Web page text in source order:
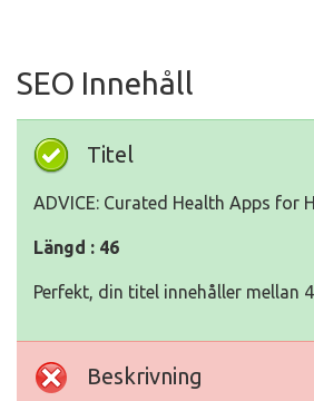
SEO Innehåll
Titel
ADVICE: Curated Health Apps for
Längd : 46
Perfekt, din titel innehåller mellan
Beskrivning